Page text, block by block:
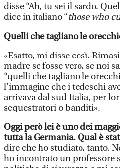
disse “Ah, tu sei il sardo.
dice in italiano “those who
Quelli che tagliano le
«Esatto, mi disse così.
madre se fosse vero, se noi
“quelli che tagliano le
l’immagine che i tedeschi
arrivava dal sud Italia, per
sequestratori o banditi».
Oggi però lei è uno dei
tutta la Germania. Qual è
dire che ho studiato, tanto.
ho incontrato un professore